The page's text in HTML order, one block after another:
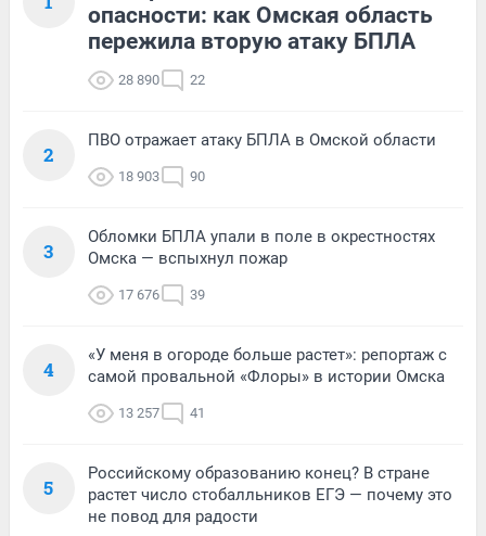
опасности: как Омская область
пережила вторую атаку БПЛА
28 890 22
2
ПВО отражает атаку БПЛА в Омской области
18 903 90
3
Обломки БПЛА упали в поле в окрестностях
Омска — вспыхнул пожар
17 676 39
4
«У меня в огороде больше растет»: репортаж с
самой провальной «Флоры» в истории Омска
13 257 41
5
Российскому образованию конец? В стране
растет число стобалльников ЕГЭ — почему это
не повод для радости